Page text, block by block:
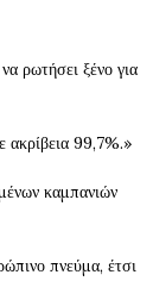
ρωτήσει ξένο για
ακρίβεια 99,7%.»
καμπανιών
πνεύμα, έτσι